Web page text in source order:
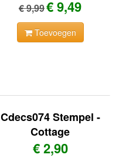
€ 9,99€ 9,49
Toevoegen
Cdecs074 Stempel -
Cottage
€ 2,90